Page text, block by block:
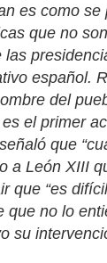
es como se
que no
las
español.
del
el primer
que
a León XIII
que “es
no lo
su